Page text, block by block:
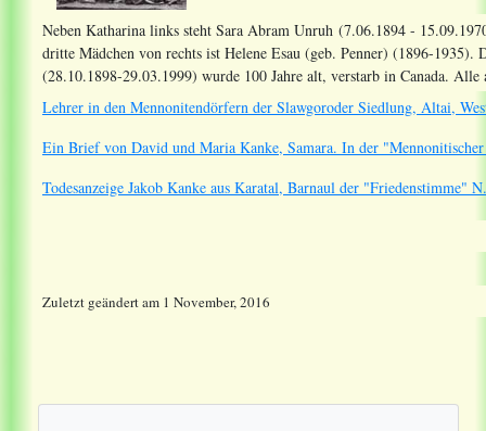
Neben Katharina links steht Sara Abram Unruh (7.06.1894 -
dritte Mädchen von rechts ist Helene Esau (geb. Penner) (1896-
(28.10.1898-29.03.1999) wurde 100 Jahre alt, verstarb in Canada. Alle
Lehrer in den Mennonitendörfern der Slawgoroder Siedlung, Altai,
Ein Brief von David und Maria Kanke, Samara. In der
Todesanzeige Jakob Kanke aus Karatal, Barnaul der "Friedenstimme"
Zuletzt geändertam 1 November, 2016